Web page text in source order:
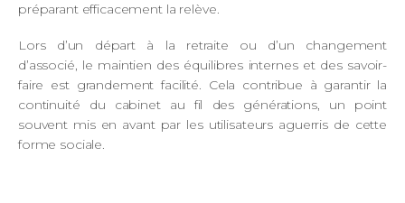
préparant efficacement la relève.
Lors d’un départ à la retraite ou d’un changement
d’associé, le maintien des équilibres internes et des savoir-
faire est grandement facilité. Cela contribue à garantir la
continuité du cabinet au fil des générations, un point
souvent mis en avant par les utilisateurs aguerris de cette
forme sociale.